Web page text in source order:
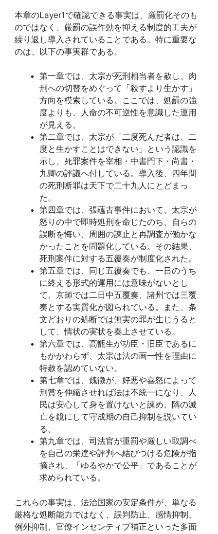
本章のLayer1で確認できる事実は、厳罰化そのも
のではなく、厳罰の誤作動を抑える制度的工夫が
繰り返し導入されていることである。特に重要な
のは、以下の事実群である。
第一章では、太宗が死刑相当者を赦し、肉
刑への切替をめぐって「殺すより生かす」
方向を模索している。ここでは、処罰の強
度よりも、人命の不可逆性を意識した運用
が見える。
第二章では、太宗が「二度死んだ者は、二
度と生かすことはできない」という認識を
示し、死罪案件を宰相・中書門下・尚書・
九卿の評議へ付している。導入後、四年間
の死刑断罪は天下で二十九人にとどまっ
た。
第四章では、張蘊古事件において、太宗が
怒りの中で即時処刑を命じたのち、自らの
誤断を悔い、周囲の諫止と再調査が働かな
かったことを問題化している。その結果、
死刑案件に対する五覆奏が制度化された。
第五章では、同じ五覆奏でも、一日のうち
に終える形式的運用には意味がないとし
て、京師では二日中五覆奏、諸州では三覆
奏とする実質化が図られている。また、条
文どおりの処断では無実の罪が生じうると
して、情状の実状を奏上させている。
第六章では、高甑生が功臣・旧臣であるに
もかかわらず、太宗は法の画一性を理由に
特赦を認めていない。
第七章では、魏徴が、好悪や喜怒によって
刑賞を伸縮させれば法は不統一になり、人
民は安心して身を置けないと諫め、隋の滅
亡を鏡にして守成期の自己抑制を説いてい
る。
第九章では、司法官が重罰や厳しい取調べ
を自己の栄達や評判へ結びつける危険が指
摘され、「ゆるやかで公平」であることが
求められている。
これらの事実は、法治国家の安定条件が、単なる
厳格な処断能力ではなく、誤判防止、感情抑制、
例外抑制、官僚インセンティブ補正といった多面